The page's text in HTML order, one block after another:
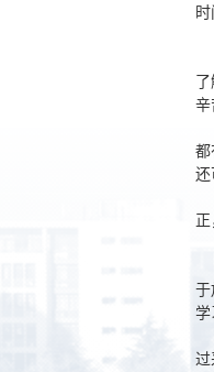
辛
都
还
于
学
过